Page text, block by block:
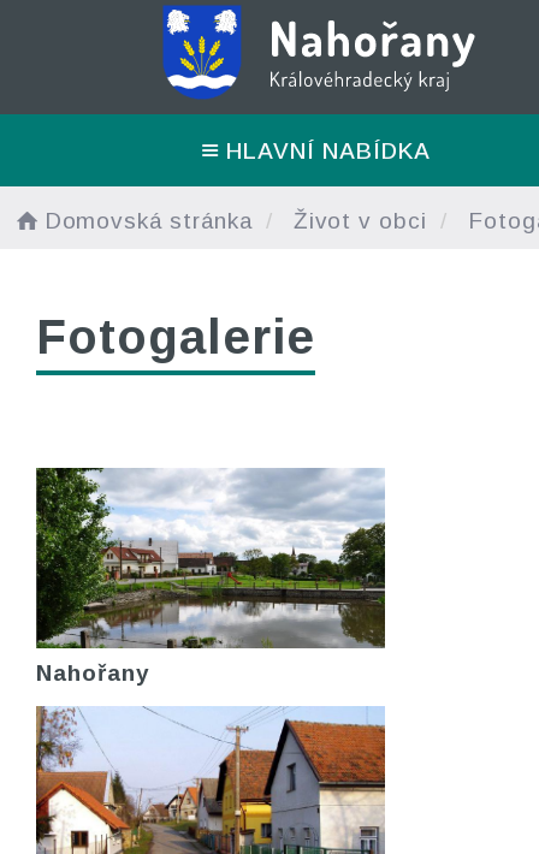
HLAVNÍ NABÍDKA
Domovská stránka Život v obci
Fotogalerie
Nahořany